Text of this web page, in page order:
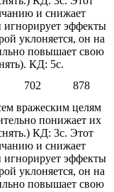
и снижает
игнорирует эффекты
уклоняется, он на
повышает свою
КД: 5с.
702
878
вражеским целям
понижает их
КД: 3с. Этот
и снижает
игнорирует эффекты
уклоняется, он на
повышает свою